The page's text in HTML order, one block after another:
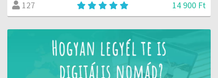
127 14 900 Ft